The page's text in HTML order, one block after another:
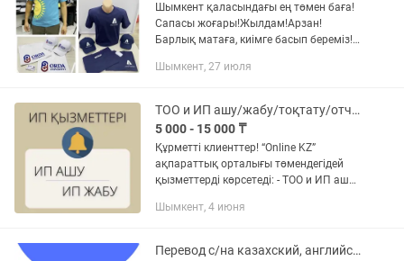
Шымкент қаласындағы ең төмен баға!
Сапасы жоғары!Жылдам!Арзан!
Барлық матаға, киімге басып береміз! -
надпись на футболку! Оптовая цена!
Шымкент, 27 июля
ТОО и ИП ашу/жабу/тоқтату/отчет
5 000 - 15 000 ₸
Құрметті клиенттер! “Online KZ”
ақпараттық орталығы төмендегідей
қызметтерді көрсетеді: - ТОО и ИП ашу/
Алкоголь өнімдерін сатуға лицензия -
Шымкент, 4 июня
Перевод с/на казахский, английский, немецкий, китайский, турецкий